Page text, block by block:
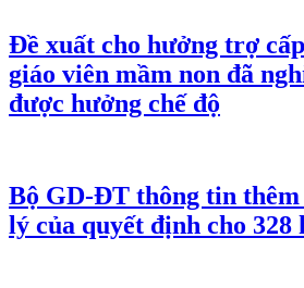
Đề xuất cho hưởng trợ
giáo viên mầm non đã
được hưởng chế độ
Bộ GD-ĐT thông tin thêm
lý của quyết định cho 328